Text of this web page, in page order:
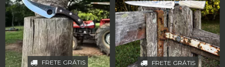
FRETE GRÁTIS FRETE GRÁTIS